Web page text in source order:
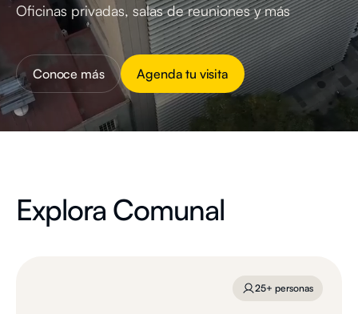
Oficinas privadas, salas de reuniones y más
Conoce más Agenda tu visita
Explora Comunal
25+ personas